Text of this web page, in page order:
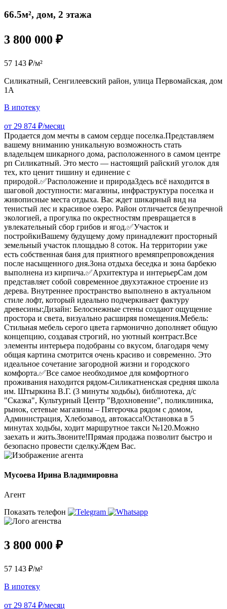
66.5м², дом, 2 этажа
3 800 000 ₽
57 143 ₽/м²
Силикатный, Сенгилеевский район, улица Первомайская, дом
1А
В ипотеку
от 29 874 ₽/месяц
Продается дом мечты в самом сердце поселка.Представляем
вашему вниманию уникальную возможность стать
владельцем шикарного дома, расположенного в самом центре
рп Силикатный. Это место — настоящий райский уголок для
тех, кто ценит тишину и единение с
природой.✅Расположение и природаЗдесь всё находится в
шаговой доступности: магазины, инфраструктура поселка и
живописные места отдыха. Вас ждет шикарный вид на
тенистый лес и красивое озеро. Район отличается безупречной
экологией, а прогулка по окрестностям превращается в
увлекательный сбор грибов и ягод.✅Участок и
постройкиВашему будущему дому принадлежит просторный
земельный участок площадью 8 соток. На территории уже
есть собственная баня для приятного времяпрепровождения
после насыщенного дня.Зона отдыха беседка и зона барбекю
выполнена из кирпича.✅Архитектура и интерьерСам дом
представляет собой современное двухэтажное строение из
дерева. Внутреннее пространство выполнено в актуальном
стиле лофт, который идеально подчеркивает фактуру
древесины:Дизайн: Белоснежные стены создают ощущение
простора и света, визуально расширяя помещения.Мебель:
Стильная мебель серого цвета гармонично дополняет общую
концепцию, создавая строгий, но уютный контраст.Все
элементы интерьера подобраны со вкусом, благодаря чему
общая картина смотрится очень красиво и современно. Это
идеальное сочетание загородной жизни и городского
комфорта.✅Все самое необходимое для комфортного
проживания находится рядом-Силикатненская средняя школа
им. Штыркина В.Г. (3 минуты ходьбы), библиотека, д/с
"Сказка", Культурный Центр "Вдохновение", поликлиника,
рынок, сетевые магазины – Пятерочка рядом с домом,
Администрация, Хлебозавод, автокасса!Остановка в 5
минутах ходьбы, ходит маршрутное такси №120.Можно
заехать и жить.Звоните!Прямая продажа позволит быстро и
безопасно провести сделку.Ждем Вас.
Мусоева Ирина Владимировна
Агент
Показать телефон
3 800 000 ₽
57 143 ₽/м²
В ипотеку
от 29 874 ₽/месяц